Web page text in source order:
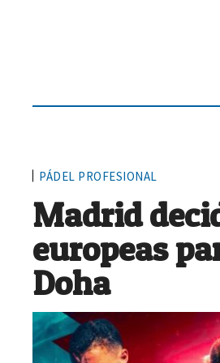
PÁDEL PROFESIONAL
Madrid
europeas
Doha